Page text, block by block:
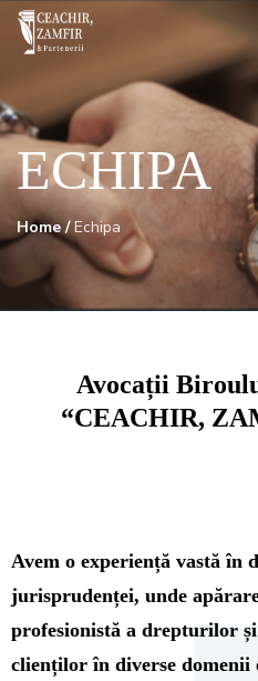
ECHIPA
Home/Echipa
Avocații
“CEACHIR,
Avem o experiență vastă în
jurisprudenței, unde
profesionistă a drepturilor
clienților în diverse domenii